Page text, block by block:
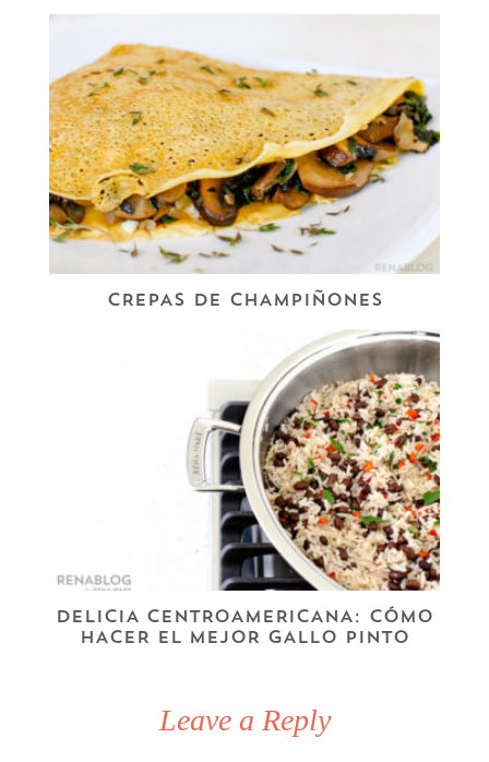
CREPAS DE CHAMPIÑONES
DELICIA CENTROAMERICANA: CÓMO
HACER EL MEJOR GALLO PINTO
Leave a Reply